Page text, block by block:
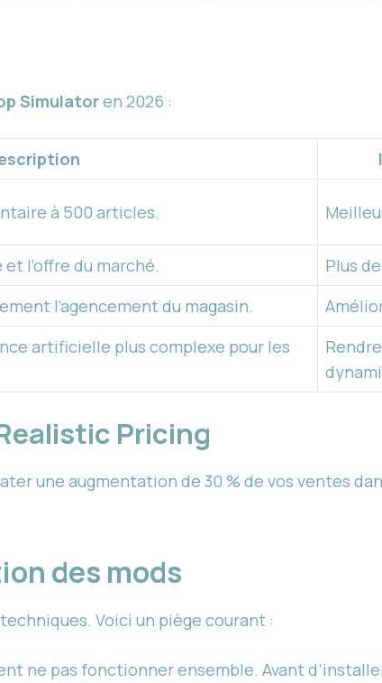
Simulatoren 2026 :
à 500 articles.
l’offre du marché.
Plus
l’agencement du magasin.
artificielle plus complexe pour les
Pricing
une augmentation de 30 % de vos ventes
des mods
techniques. Voici un piège courant :
ne pas fonctionner ensemble. Avant